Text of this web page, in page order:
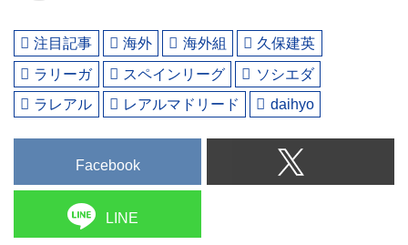
注目記事 海外 海外組
久保建英
ラリーガ
スペインリーグ
ソシエダ
ラレアル
レアルマドリード daihyo
Facebook
LINE